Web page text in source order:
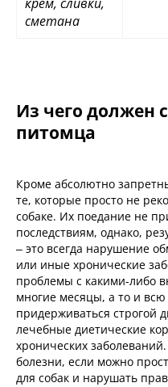
крем, сливки,
сметана
Из чего должен
питомца
Кроме абсолютно
те, которые просто не
собаке. Их поедание не
последствиям, однако,
– это всегда нарушение
или иные хронические
проблемы с какими-либо
многие месяцы, а то и
придерживаться строгой
лечебные диетические
хронических
болезни, если можно
для собак и нарушать